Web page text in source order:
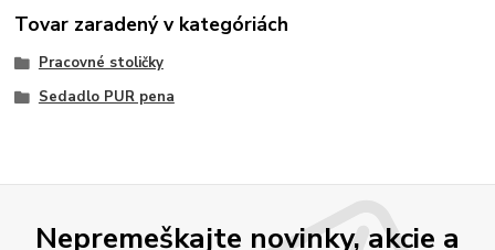
Tovar zaradený v kategóriách
Pracovné stoličky
Sedadlo PUR pena
Nepremeškajte novinky, akcie a